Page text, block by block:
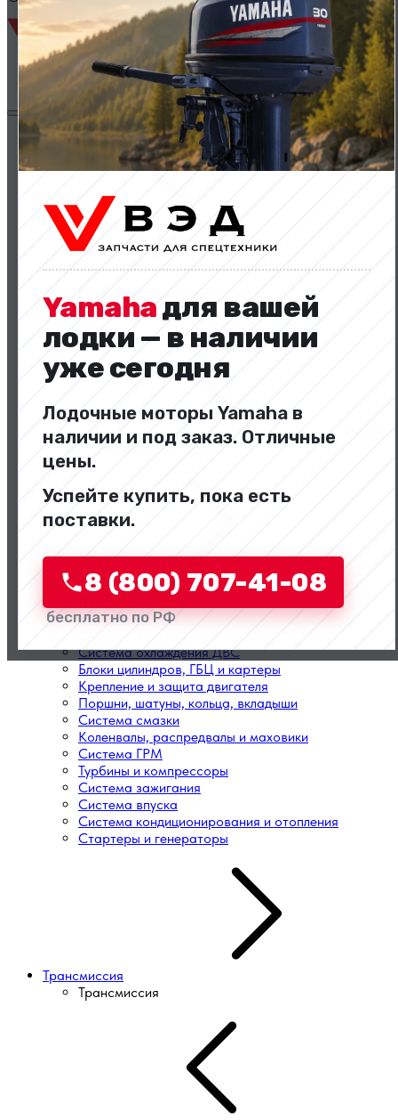
Yamahaдля вашей
лодки — в наличии
уже сегодня
Лодочные моторы Yamaha в
наличии и под заказ. Отличные
цены.
Успейте купить, пока есть
поставки.
8 (800) 707-41-08
бесплатно по РФ
Двигатели и комплектующие
Двигатели и комплектующие
Перейти в категорию
Топливная система
Система охлаждения ДВС
Блоки цилиндров, ГБЦ и картеры
Крепление и защита двигателя
Поршни, шатуны, кольца, вкладыши
Система смазки
Коленвалы, распредвалы и маховики
Система ГРМ
Турбины и компрессоры
Система зажигания
Система впуска
Система кондиционирования и отопления
Стартеры и генераторы
Трансмиссия
Трансмиссия